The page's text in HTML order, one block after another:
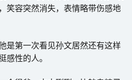
笑容突然消失，表情略带伤感地
是第一次看见孙文居然还有这样
感性的人。